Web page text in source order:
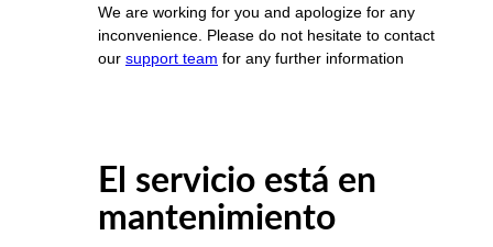
We are working for you and apologize for any
inconvenience. Please do not hesitate to contact
our support team for any further information
El servicio está en
mantenimiento